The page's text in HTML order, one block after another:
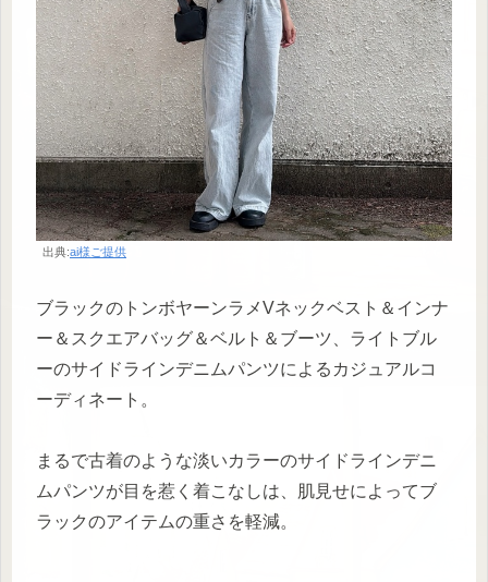
出典:ai様ご提供
ブラックのトンボヤーンラメVネックベスト＆インナ
ー＆スクエアバッグ＆ベルト＆ブーツ、ライトブル
ーのサイドラインデニムパンツによるカジュアルコ
ーディネート。
まるで古着のような淡いカラーのサイドラインデニ
ムパンツが目を惹く着こなしは、肌見せによってブ
ラックのアイテムの重さを軽減。